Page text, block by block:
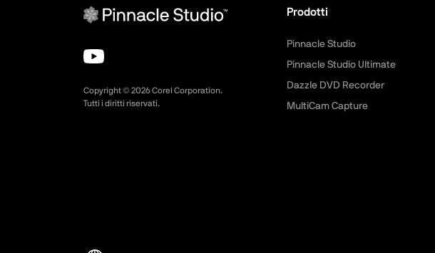
Copyright © 2026Corel Corporation.
Tutti i diritti riservati.
Prodotti
Pinnacle Studio
Pinnacle Studio Ultimate
Dazzle DVD Recorder
MultiCam Capture